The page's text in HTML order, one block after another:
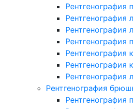
Рентгенография
Рентгенография
Рентгенография
Рентгенография
Рентгенография
Рентгенография
Рентгенография
Рентгенография
Рентгенография